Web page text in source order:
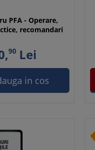
PFA - Operare,
recomandari
90 Lei
in cos